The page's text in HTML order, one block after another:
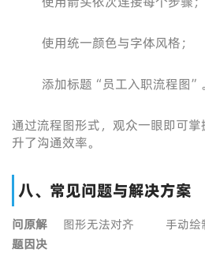
使用统一颜色与字体风格；
添加标题“员工入职流程图”。
通过流程图形式，观众一眼即可
升了沟通效率。
八、常见问题与解决方案
问
题
原
因
解
决
图形无法对齐 手动绘